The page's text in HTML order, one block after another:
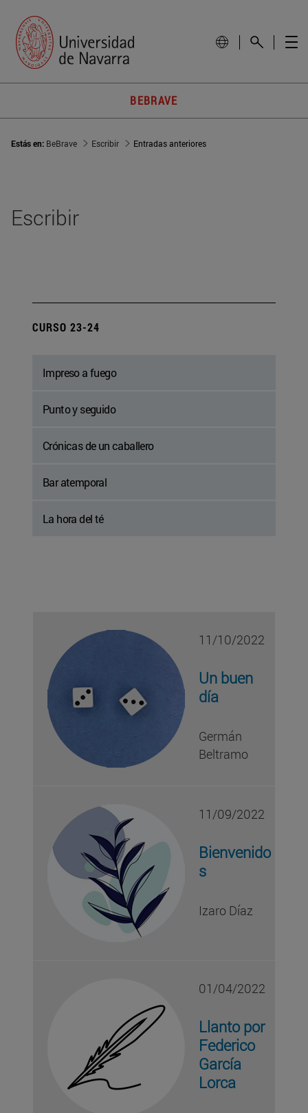
BEBRAVE
Estás en: BeBrave Escribir Entradas anteriores
Escribir
CURSO 23-24
Impreso a fuego
Punto y seguido
Crónicas de un caballero
Bar atemporal
La hora del té
11/10/2022
Un buen
día
Germán
Beltramo
11/09/2022
Bienvenido
s
Izaro Díaz
01/04/2022
Llanto por
Federico
García
Lorca